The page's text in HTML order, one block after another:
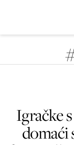
Igračke
domaći